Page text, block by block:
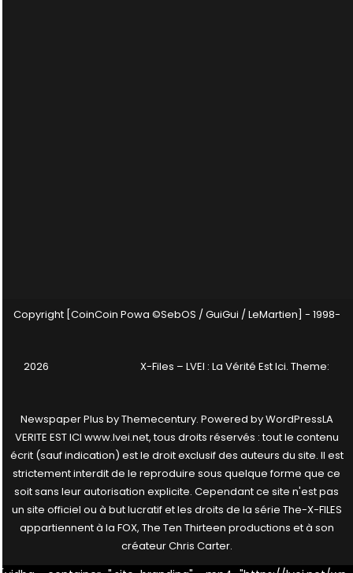
Copyright [CoinCoin Powa ©SebOS / GuiGui / LeMartien] - 1998-
2026 X-Files – LVEI : La Vérité Est Ici. Theme:
Newspaper Plus byThemecentury. Powered byWordPressLA
VERITE EST ICI www.lvei.net, tous droits réservés : tout le contenu
écrit (sauf indication) est le droit exclusif des auteurs du site. Il est
strictement interdit de le reproduire sous quelque forme que ce
soit sans leur autorisation explicite. Cependant ce site n'est pas
un site officiel ou à but lucratif et les droits de la série The-X-FILES
appartiennent à la FOX, The Ten Thirteen productions et à son
créateur Chris Carter.